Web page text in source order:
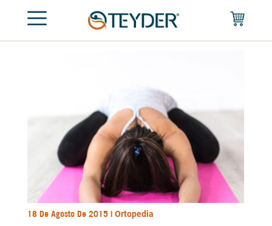
18 De Agosto De 2015 | Ortopedia